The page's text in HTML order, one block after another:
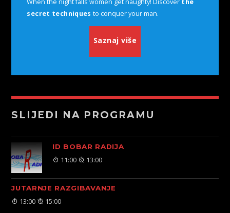
When the night falls women get naughty! Discover the
secret techniques to conquer your man.
Saznaj više
SLIJEDI NA PROGRAMU
ID BOBAR RADIJA
11:00 13:00
JUTARNJE RAZGIBAVANJE
13:00 15:00